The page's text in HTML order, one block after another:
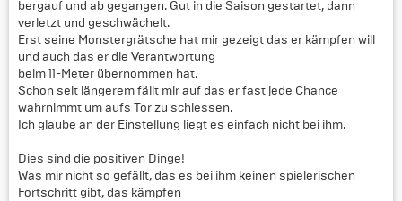
bergauf und ab gegangen. Gut in die Saison gestartet, dann
verletzt und geschwächelt.
Erst seine Monstergrätsche hat mir gezeigt das er kämpfen will
und auch das er die Verantwortung
beim 11-Meter übernommen hat.
Schon seit längerem fällt mir auf das er fast jede Chance
wahrnimmt um aufs Tor zu schiessen.
Ich glaube an der Einstellung liegt es einfach nicht bei ihm.
Dies sind die positiven Dinge!
Was mir nicht so gefällt, das es bei ihm keinen spielerischen
Fortschritt gibt, das kämpfen